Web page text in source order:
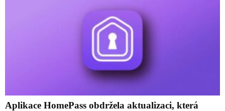
Aplikace HomePass obdržela aktualizaci, která